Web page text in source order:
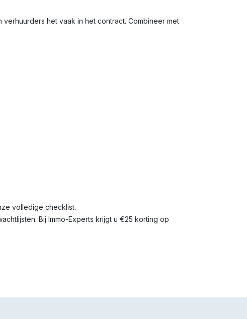
het vaak in het contract. Combineer met
volledige checklist.
Bij Immo-Experts krijgt u €25 korting op